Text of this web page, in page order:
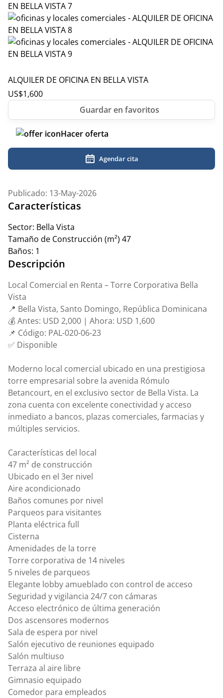
ALQUILER DE OFICINA EN BELLA VISTA
US$1,600
Hacer oferta
Agendar cita
Publicado: 13-May-2026
Características
Sector: Bella Vista
Tamaño de Construcción (m²) 47
Baños: 1
Descripción
Local Comercial en Renta – Torre Corporativa Bella
Vista
📍 Bella Vista, Santo Domingo, República Dominicana
💰 Antes: USD 2,000 | Ahora: USD 1,600
📌 Código: PAL-020-06-23
✅ Disponible
Moderno local comercial ubicado en una prestigiosa
torre empresarial sobre la avenida Rómulo
Betancourt, en el exclusivo sector de Bella Vista. La
zona cuenta con excelente conectividad y acceso
inmediato a bancos, plazas comerciales, farmacias y
múltiples servicios.
Características del local
47 m² de construcción
Ubicado en el 3er nivel
Aire acondicionado
Baños comunes por nivel
Parqueos para visitantes
Planta eléctrica full
Cisterna
Amenidades de la torre
Torre corporativa de 14 niveles
5 niveles de parqueos
Elegante lobby amueblado con control de acceso
Seguridad y vigilancia 24/7 con cámaras
Acceso electrónico de última generación
Dos ascensores modernos
Sala de espera por nivel
Salón ejecutivo de reuniones equipado
Salón multiuso
Terraza al aire libre
Gimnasio equipado
Comedor para empleados